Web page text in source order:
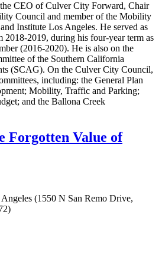
CEO of Culver City Forward, Chair
Council and member of the Mobility
Institute Los Angeles. He served as
2019, during his four-year term as
(2016-2020). He is also on the
of the Southern California
(SCAG). On the Culver City Council,
including: the General Plan
Mobility, Traffic and Parking;
and the Ballona Creek
Forgotten Value of
(1550 N San Remo Drive,